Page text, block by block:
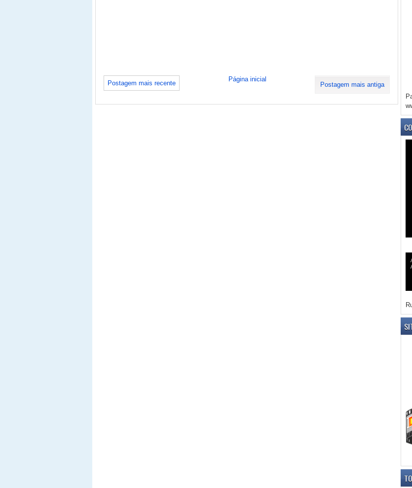
Postagem mais recente Postagem mais antiga
Página inicial